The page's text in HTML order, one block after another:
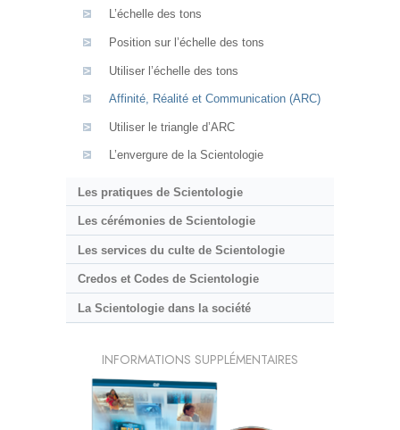
L’échelle des tons
Position sur l’échelle des tons
Utiliser l’échelle des tons
Affinité, Réalité et Communication (ARC)
Utiliser le triangle d’ARC
L’envergure de la Scientologie
Les pratiques de Scientologie
Les cérémonies de Scientologie
Les services du culte de Scientologie
Credos et Codes de Scientologie
La Scientologie dans la société
INFORMATIONS SUPPLÉMENTAIRES